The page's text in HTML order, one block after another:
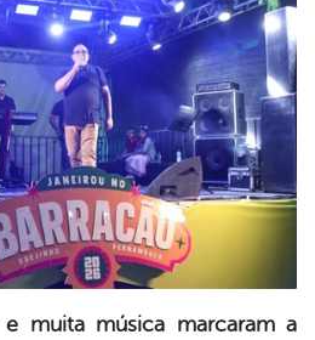
e muita música marcaram a